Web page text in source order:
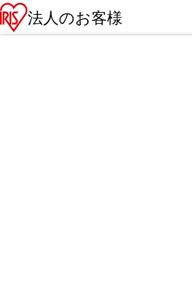
法人のお客様